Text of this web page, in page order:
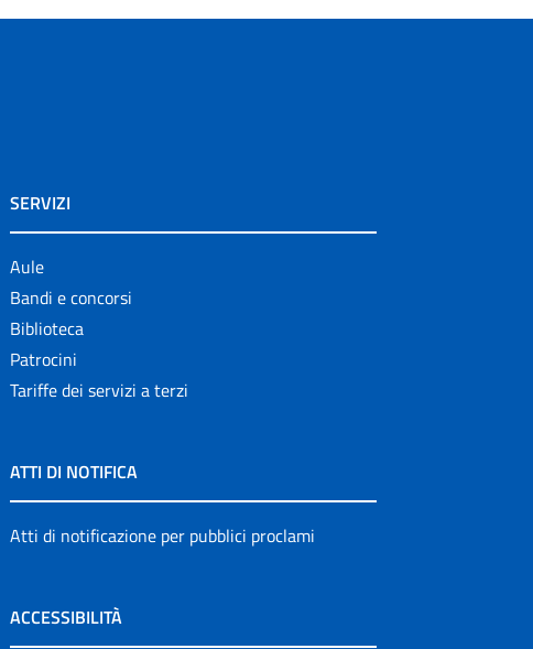
SERVIZI
Aule
Bandi e concorsi
Biblioteca
Patrocini
Tariffe dei servizi a terzi
ATTI DI NOTIFICA
Atti di notificazione per pubblici proclami
ACCESSIBILITÀ